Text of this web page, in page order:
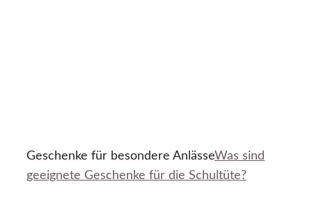
Geschenke für besondere AnlässeWas sind
geeignete Geschenke für die Schultüte?